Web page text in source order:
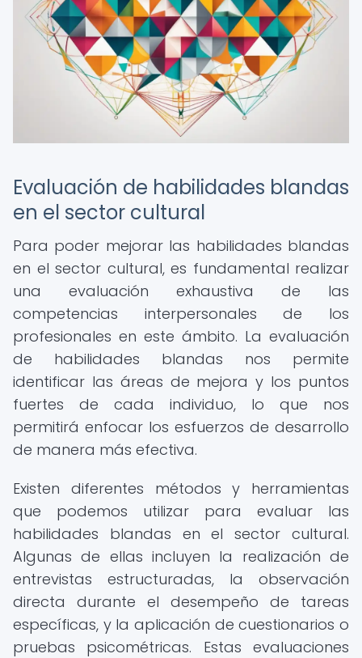
Evaluación de habilidades blandas
en el sector cultural
Para poder mejorar las habilidades blandas
en el sector cultural, es fundamental realizar
una evaluación exhaustiva de las
competencias interpersonales de los
profesionales en este ámbito. La evaluación
de habilidades blandas nos permite
identificar las áreas de mejora y los puntos
fuertes de cada individuo, lo que nos
permitirá enfocar los esfuerzos de desarrollo
de manera más efectiva.
Existen diferentes métodos y herramientas
que podemos utilizar para evaluar las
habilidades blandas en el sector cultural.
Algunas de ellas incluyen la realización de
entrevistas estructuradas, la observación
directa durante el desempeño de tareas
específicas, y la aplicación de cuestionarios o
pruebas psicométricas. Estas evaluaciones